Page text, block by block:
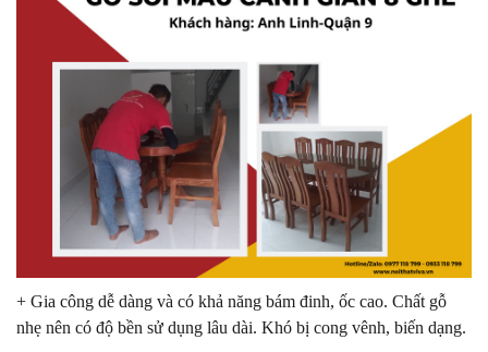
+ Gia công dễ dàng và có khả năng bám đinh, ốc cao. Chất gỗ
nhẹ nên có độ bền sử dụng lâu dài. Khó bị cong vênh, biến dạng.